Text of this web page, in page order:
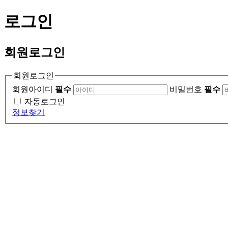
로그인
회원 로그인
회원로그인
회원아이디 필수 비밀번호 필수
자동로그인
정보찾기